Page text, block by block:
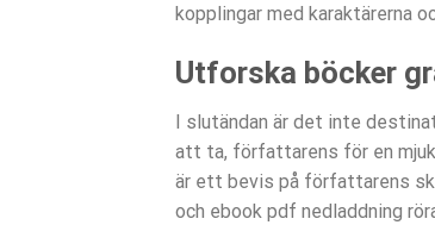
kopplingar med karaktärerna
Utforska böcker
I slutändan är det inte
att ta, författarens för en
är ett bevis på författarens
och ebook pdf nedladdning